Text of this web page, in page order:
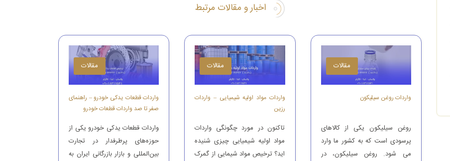
اخبار و مقالات مرتبط
مقالات
واردات روغن سیلیکون
روغن سیلیکون یکی از کالاهای
پرسودی است که به کشور ما وارد
می شود. روغن سیلیکون، در
مقالات
واردات مواد اولیه شیمیایی – واردات
رزین
تاکنون در مورد چگونگی واردات
مواد اولیه شیمیایی چیزی شنیده
اید؟ ترخیص مواد شیمایی از گمرک
مقالات
واردات قطعات یدکی خودرو – راهنمای
صفر تا صد واردات قطعات خودرو
واردات قطعات یدکی خودرو یکی از
حوزه‌های پرطرفدار در تجارت
بین‌المللی و بازار بازرگانی ایران به